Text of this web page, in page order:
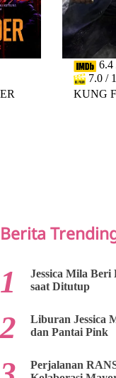
6.4
7.0 /
KUNG
Berita
Jessica Mila
saat Ditutup
Liburan Jessica
dan Pantai Pink
Perjalanan